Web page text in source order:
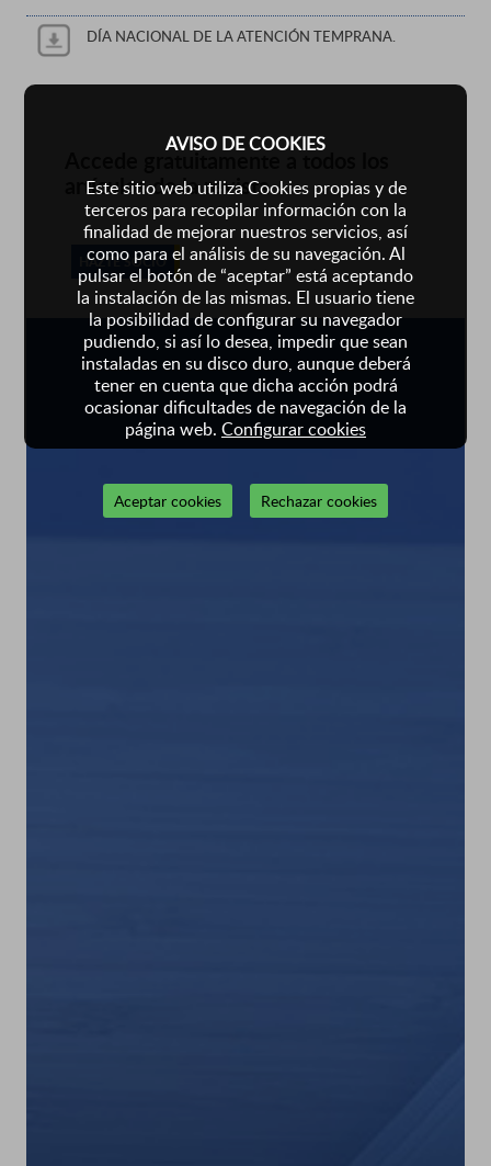
AVISO DE COOKIES
Este sitio web utiliza Cookies propias y de
terceros para recopilar información con la
finalidad de mejorar nuestros servicios, así
como para el análisis de su navegación. Al
pulsar el botón de “aceptar” está aceptando
la instalación de las mismas. El usuario tiene
la posibilidad de configurar su navegador
pudiendo, si así lo desea, impedir que sean
instaladas en su disco duro, aunque deberá
tener en cuenta que dicha acción podrá
ocasionar dificultades de navegación de la
página web. Configurar cookies
Aceptar cookies Rechazar cookies
DÍA NACIONAL DE LA ATENCIÓN TEMPRANA.
Accede gratuitamente a todos los
artículos de la revista
HAZTE SOCIO